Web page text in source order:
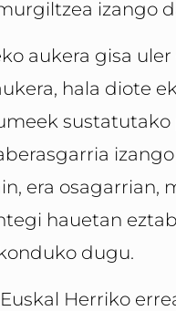
izango
aukera gisa
hala diote
era osagarrian,
hauetan
dugu.
Herriko